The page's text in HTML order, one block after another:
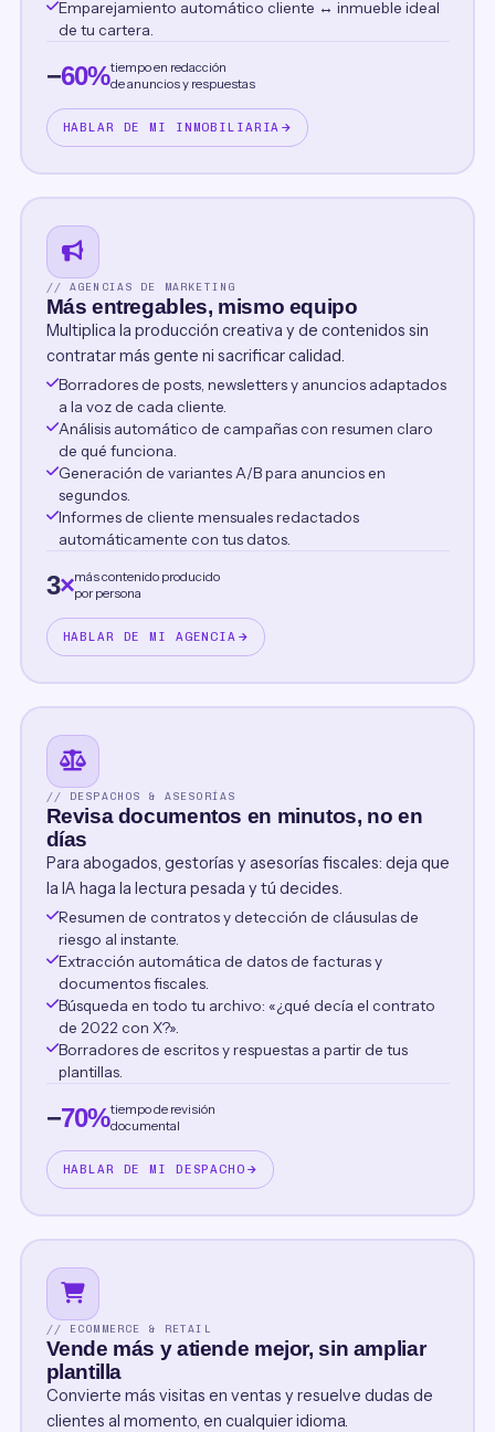
Emparejamiento automático cliente ↔ inmueble ideal
de tu cartera.
−60%tiempo en redacción
de anuncios y respuestas
HABLAR DE MI INMOBILIARIA
// AGENCIAS DE MARKETING
Más entregables, mismo equipo
Multiplica la producción creativa y de contenidos sin
contratar más gente ni sacrificar calidad.
Borradores de posts, newsletters y anuncios adaptados
a la voz de cada cliente.
Análisis automático de campañas con resumen claro
de qué funciona.
Generación de variantes A/B para anuncios en
segundos.
Informes de cliente mensuales redactados
automáticamente con tus datos.
3×más contenido producido
por persona
HABLAR DE MI AGENCIA
// DESPACHOS & ASESORÍAS
Revisa documentos en minutos, no en
días
Para abogados, gestorías y asesorías fiscales: deja que
la IA haga la lectura pesada y tú decides.
Resumen de contratos y detección de cláusulas de
riesgo al instante.
Extracción automática de datos de facturas y
documentos fiscales.
Búsqueda en todo tu archivo: «¿qué decía el contrato
de 2022 con X?».
Borradores de escritos y respuestas a partir de tus
plantillas.
−70%tiempo de revisión
documental
HABLAR DE MI DESPACHO
// ECOMMERCE & RETAIL
Vende más y atiende mejor, sin ampliar
plantilla
Convierte más visitas en ventas y resuelve dudas de
clientes al momento, en cualquier idioma.